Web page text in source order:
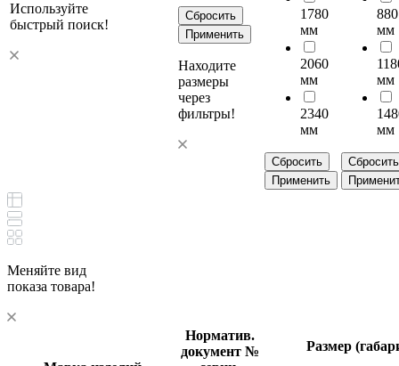
Используйте
быстрый поиск!
Сбросить
Применить
Находите
размеры
через
фильтры!
1780
мм
2060
мм
2340
мм
Сбросить
Применить
880
мм
мм
мм
Сбросить
Меняйте вид
показа товара!
Норматив.
документ №
Размер